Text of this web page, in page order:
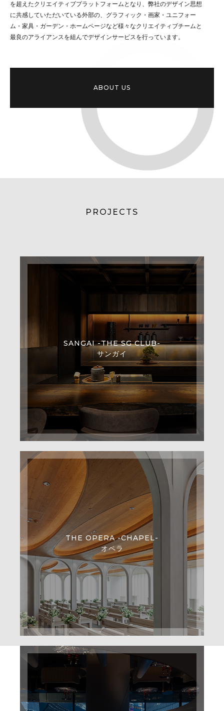
を超えたクリエイティブプラットフォームとなり、弊社のデザイン思想
に共感していただいている外部の、グラフィック・画家・ユニフォー
ム・家具・ガーデン・ホームページなど様々なクリエイティブチームと
最良のアライアンスを組んでデザインサービスを行っています。
ABOUT US
PROJECTS
SANGAI -THE SG CLUB-
サンガイ
THE OPERA -CHAPEL-
オペラ